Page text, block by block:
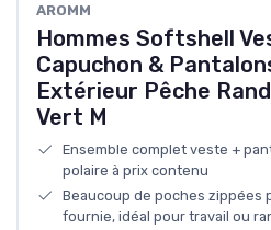
AROMM
Hommes Softshell
Capuchon &
Extérieur Pêche
Vert M
Ensemble complet veste +
polaire à prix contenu
Beaucoup de poches zippées
fournie, idéal pour travail ou